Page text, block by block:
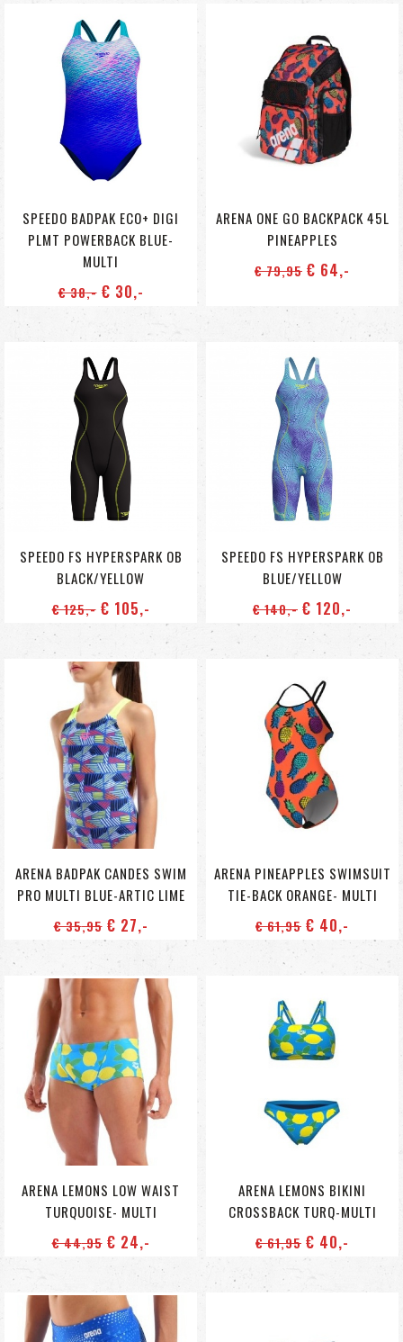
SPEEDO BADPAK ECO+ DIGI
PLMT POWERBACK BLUE-
MULTI
€ 38,-€ 30,-
ARENA ONE GO BACKPACK 45L
PINEAPPLES
€ 79,95 € 64,-
SPEEDO FS HYPERSPARK OB
BLACK/YELLOW
€ 125,-€ 105,-
SPEEDO FS HYPERSPARK OB
BLUE/YELLOW
€ 140,- € 120,-
ARENA BADPAK CANDES SWIM
PRO MULTI BLUE-ARTIC LIME
€ 35,95€ 27,-
ARENA PINEAPPLES SWIMSUIT
TIE-BACK ORANGE- MULTI
€ 61,95 € 40,-
ARENA LEMONS LOW WAIST
TURQUOISE- MULTI
€ 44,95€ 24,-
ARENA LEMONS BIKINI
CROSSBACK TURQ-MULTI
€ 61,95 € 40,-